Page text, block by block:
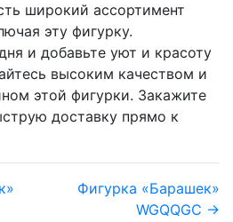
широкий ассортимент
эту фигурку.
и добавьте уют и красоту
высоким качеством и
этой фигурки. Закажите
доставку прямо к
Фигурка «Барашек»
WGQQGC →